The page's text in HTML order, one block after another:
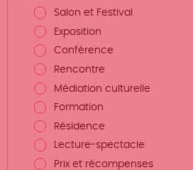
Salon et Festival
Exposition
Conférence
Rencontre
Médiation culturelle
Formation
Résidence
Lecture-spectacle
Prix et récompenses